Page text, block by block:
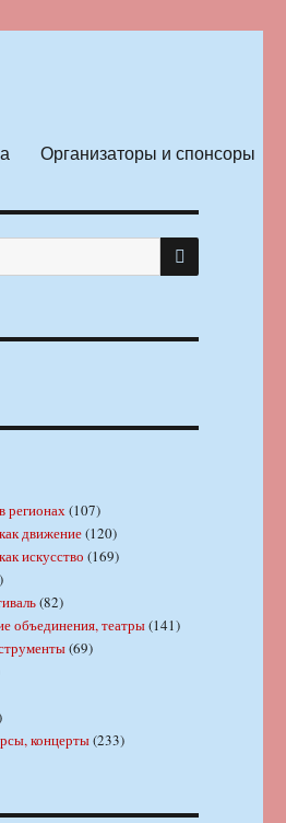
Организаторы и спонсоры
ПОИСК
регионах(107)
движение(120)
искусство (169)
(82)
объединения, театры(141)
(69)
концерты(233)